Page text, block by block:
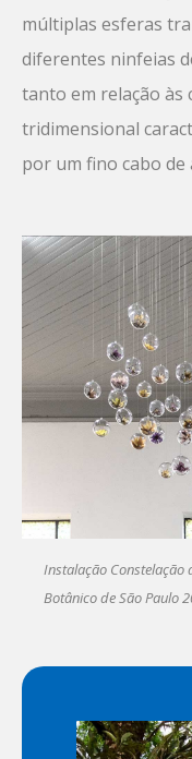
múltiplas esferas
diferentes ninfeias
tanto em relação
tridimensional
por um fino cabo de
Instalação Constelação
Botânico de São Paulo